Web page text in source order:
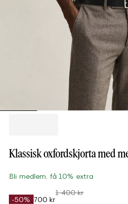
Klassisk oxfordskjorta med
Bli medlem, få 10% extra
-50% 700 kr
1 400 kr